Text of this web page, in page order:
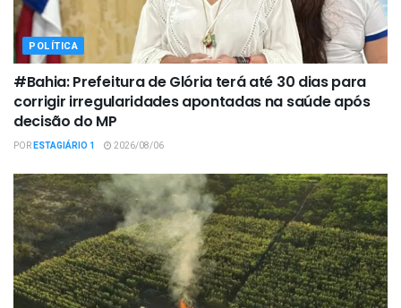
POLÍTICA
#Bahia: Prefeitura de Glória terá até 30 dias para
corrigir irregularidades apontadas na saúde após
decisão do MP
PORESTAGIÁRIO 1 2026/08/06